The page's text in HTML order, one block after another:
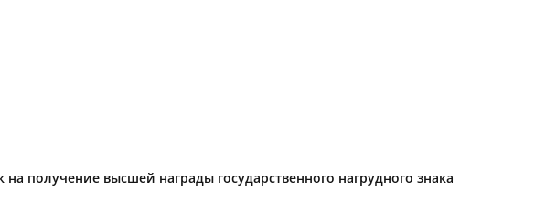
получение высшей награды государственного нагрудного знака